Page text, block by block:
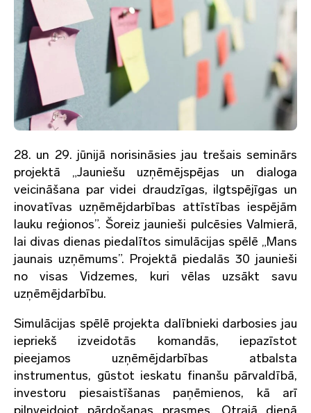
28. un 29. jūnijā norisināsies jau trešais seminārs
projektā „Jauniešu uzņēmējspējas un dialoga
veicināšana par videi draudzīgas, ilgtspējīgas un
inovatīvas uzņēmējdarbības attīstības iespējām
lauku reģionos”. Šoreiz jaunieši pulcēsies Valmierā,
lai divas dienas piedalītos simulācijas spēlē „Mans
jaunais uzņēmums”. Projektā piedalās 30 jaunieši
no visas Vidzemes, kuri vēlas uzsākt savu
uzņēmējdarbību.
Simulācijas spēlē projekta dalībnieki darbosies jau
iepriekš izveidotās komandās, iepazīstot
pieejamos uzņēmējdarbības atbalsta
instrumentus, gūstot ieskatu finanšu pārvaldībā,
investoru piesaistīšanas paņēmienos, kā arī